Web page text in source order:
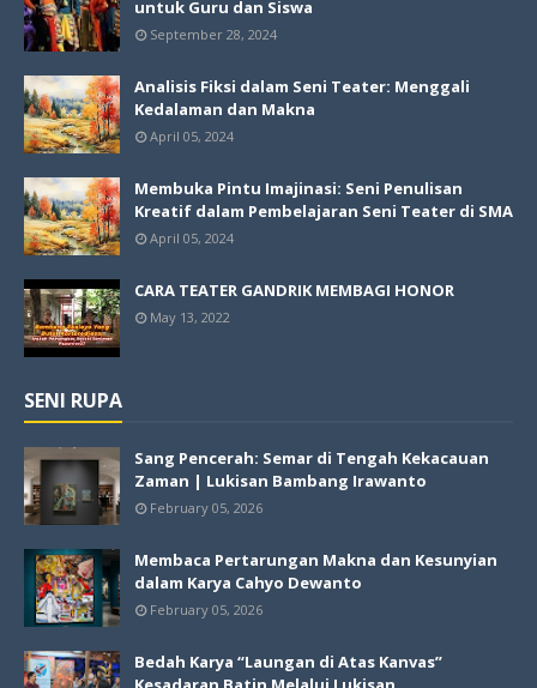
untuk Guru dan Siswa
September 28, 2024
Analisis Fiksi dalam Seni Teater: Menggali
Kedalaman dan Makna
April 05, 2024
Membuka Pintu Imajinasi: Seni Penulisan
Kreatif dalam Pembelajaran Seni Teater di SMA
April 05, 2024
CARA TEATER GANDRIK MEMBAGI HONOR
May 13, 2022
SENI RUPA
Sang Pencerah: Semar di Tengah Kekacauan
Zaman | Lukisan Bambang Irawanto
February 05, 2026
Membaca Pertarungan Makna dan Kesunyian
dalam Karya Cahyo Dewanto
February 05, 2026
Bedah Karya “Laungan di Atas Kanvas”